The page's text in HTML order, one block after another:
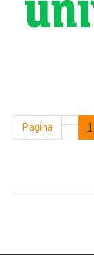
Pagina 1